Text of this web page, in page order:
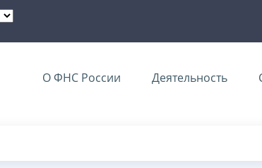
О ФНС России Деятельность